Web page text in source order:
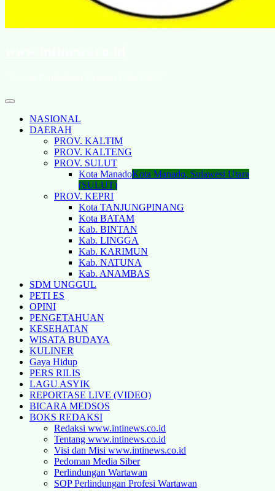
NASIONAL
DAERAH
PROV. KALTIM
PROV. KALTENG
PROV. SULUT
Kota ManadoKota Manado, Sulawesi Utara
(SULUT)
PROV. KEPRI
Kota TANJUNGPINANG
Kota BATAM
Kab. BINTAN
Kab. LINGGA
Kab. KARIMUN
Kab. NATUNA
Kab. ANAMBAS
SDM UNGGUL
PETI ES
OPINI
PENGETAHUAN
KESEHATAN
WISATA BUDAYA
KULINER
Gaya Hidup
PERS RILIS
LAGU ASYIK
REPORTASE LIVE (VIDEO)
BICARA MEDSOS
BOKS REDAKSI
Redaksi www.intinews.co.id
Tentang www.intinews.co.id
Visi dan Misi www.intinews.co.id
Pedoman Media Siber
Perlindungan Wartawan
SOP Perlindungan Profesi Wartawan